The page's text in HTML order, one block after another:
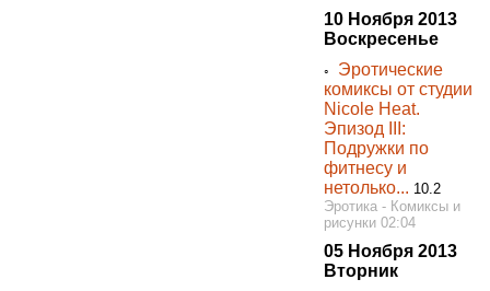
10 Ноября 2013
Воскресенье
◦ Эротические
комиксы от студии
Nicole Heat.
Эпизод III:
Подружки по
фитнесу и
нетолько... 10.2
Эротика - Комиксы и
рисунки 02:04
05 Ноября 2013
Вторник